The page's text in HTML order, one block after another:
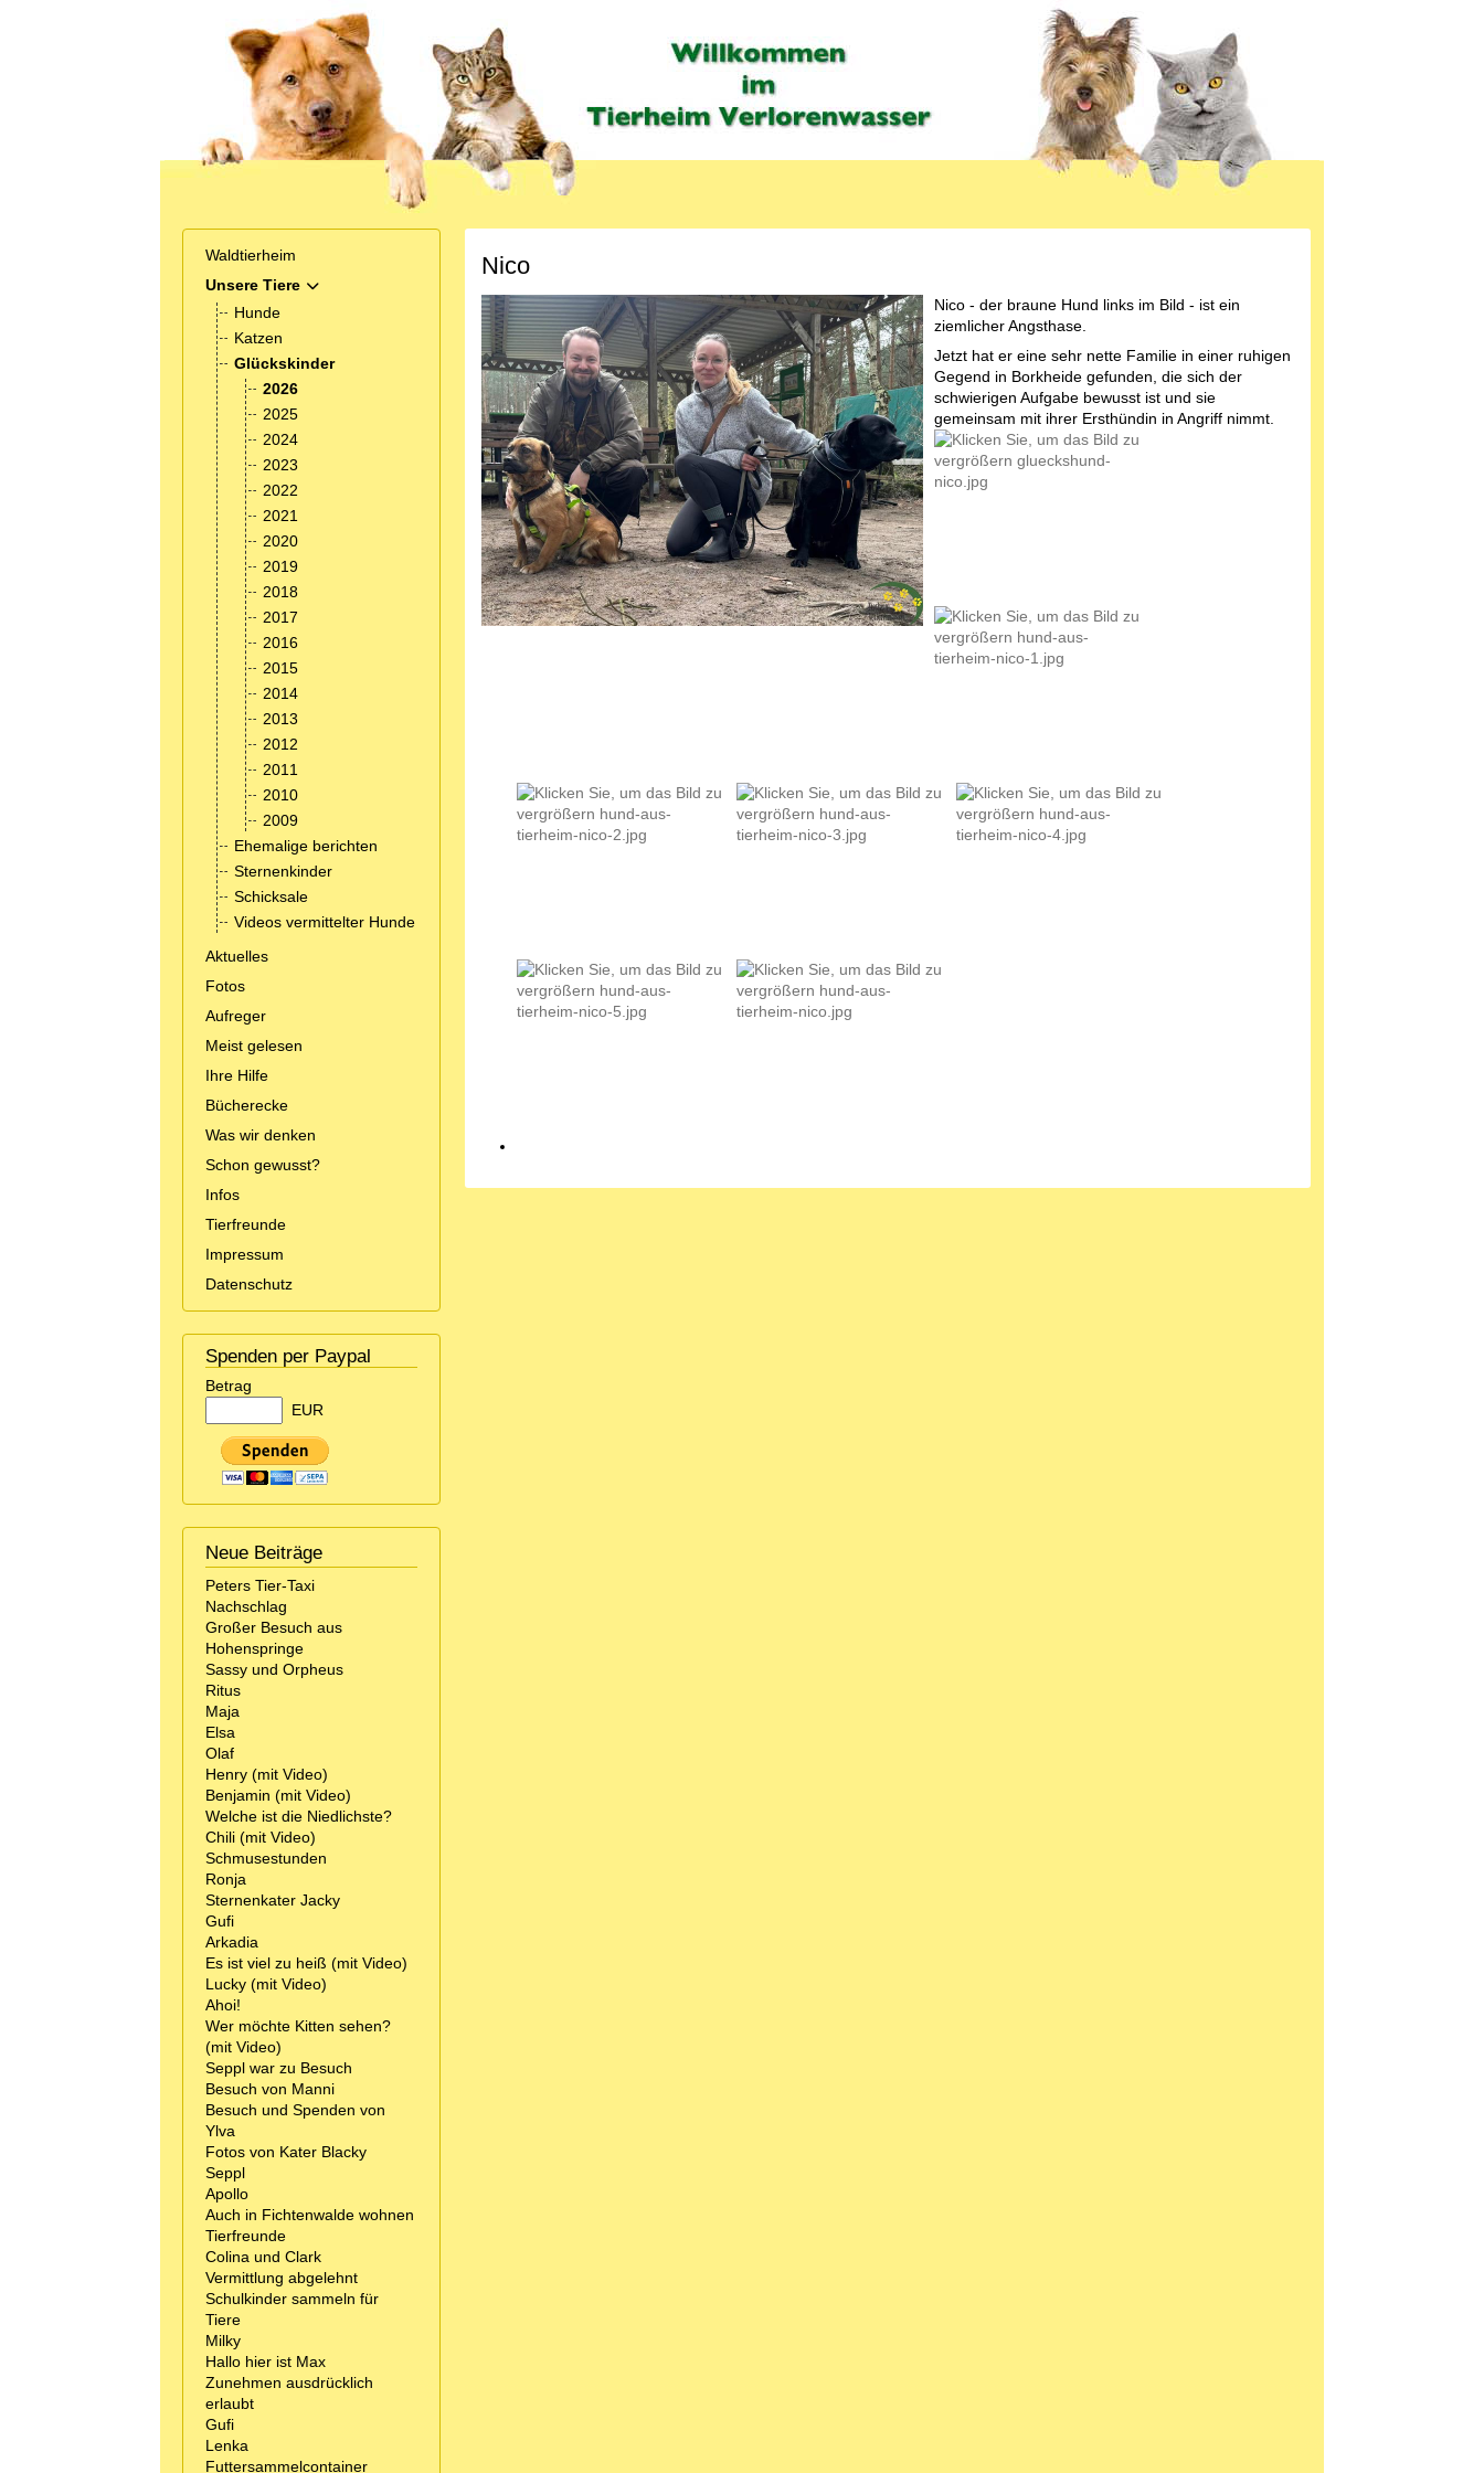
Waldtierheim
Unsere Tiere
MOD_MENU_TOGGLE_SUBMENU_LABEL
Hunde
Katzen
Glückskinder
2026
2025
2024
2023
2022
2021
2020
2019
2018
2017
2016
2015
2014
2013
2012
2011
2010
2009
Ehemalige berichten
Sternenkinder
Schicksale
Videos vermittelter Hunde
Aktuelles
Fotos
Aufreger
Meist gelesen
Ihre Hilfe
Bücherecke
Was wir denken
Schon gewusst?
Infos
Tierfreunde
Impressum
Datenschutz
Spenden per Paypal
Betrag
EUR
Neue Beiträge
Peters Tier-Taxi
Nachschlag
Großer Besuch aus
Hohenspringe
Sassy und Orpheus
Ritus
Maja
Elsa
Olaf
Henry (mit Video)
Benjamin (mit Video)
Welche ist die Niedlichste?
Chili (mit Video)
Schmusestunden
Ronja
Sternenkater Jacky
Gufi
Arkadia
Es ist viel zu heiß (mit Video)
Lucky (mit Video)
Ahoi!
Wer möchte Kitten sehen?
(mit Video)
Seppl war zu Besuch
Besuch von Manni
Besuch und Spenden von
Ylva
Fotos von Kater Blacky
Seppl
Apollo
Auch in Fichtenwalde wohnen
Tierfreunde
Colina und Clark
Vermittlung abgelehnt
Schulkinder sammeln für
Tiere
Milky
Hallo hier ist Max
Zunehmen ausdrücklich
erlaubt
Gufi
Lenka
Futtersammelcontainer
Nico
Nico - der braune Hund links im Bild - ist ein
ziemlicher Angsthase.
Jetzt hat er eine sehr nette Familie in einer ruhigen
Gegend in Borkheide gefunden, die sich der
schwierigen Aufgabe bewusst ist und sie
gemeinsam mit ihrer Ersthündin in Angriff nimmt.